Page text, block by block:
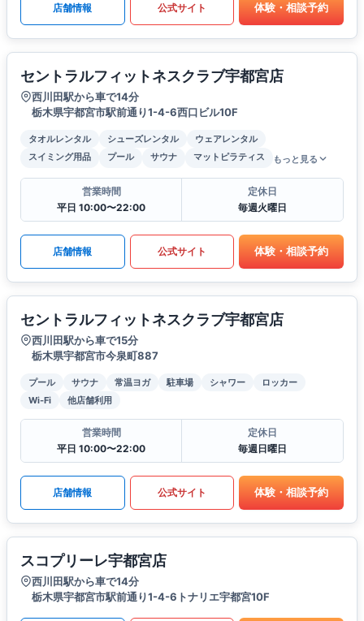
店舗情報 公式サイト 体験・相談予約
セントラルフィットネスクラブ宇都宮店
西川田駅から車で14分
栃木県宇都宮市駅前通り1-4-6西口ビル10F
タオルレンタル シューズレンタル
ウェアレンタル
スイミング用品
プール サウナ マットピラティス もっと見る
営業時間
平日 10:00〜22:00
定休日
毎週火曜日
店舗情報 公式サイト 体験・相談予約
セントラルフィットネスクラブ宇都宮店
西川田駅から車で15分
栃木県宇都宮市今泉町887
プール サウナ 常温ヨガ 駐車場 シャワー
ロッカー
Wi-Fi
他店舗利用
営業時間
平日 10:00〜22:00
定休日
毎週日曜日
店舗情報 公式サイト 体験・相談予約
スコプリーレ宇都宮店
西川田駅から車で14分
栃木県宇都宮市駅前通り1-4-6トナリエ宇都宮10F